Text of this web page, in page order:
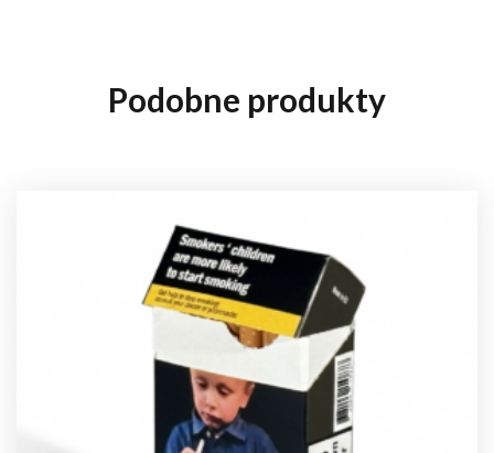
Podobne produkty